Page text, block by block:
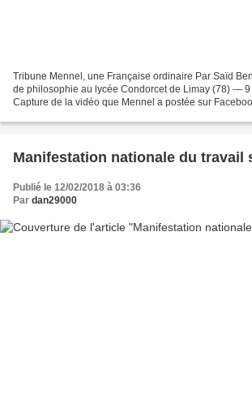
Tribune Mennel, une Française ordinaire Par Saïd
de philosophie au lycée Condorcet de Limay (78) — 9
Capture de la vidéo que Mennel a postée sur
Manifestation nationale du travail
Publié le 12/02/2018 à 03:36
Par dan29000